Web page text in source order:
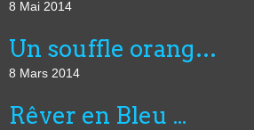
8 Mai 2014
Un souffle orangé ...
8 Mars 2014
Rêver en Bleu ...